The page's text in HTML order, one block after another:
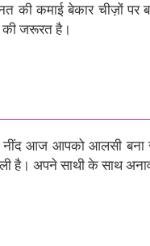
की कमाई बेकार चीज़ों पर
की जरूरत है।
नींद आज आपको आलसी बना
है। अपने साथी के साथ